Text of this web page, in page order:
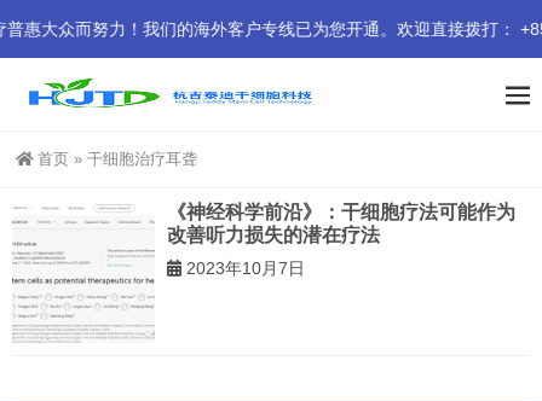
惠大众而努力！我们的海外客户专线已为您开通。欢迎直接拨打：
首页 » 干细胞治疗耳聋
《神经科学前沿》：干细胞疗法可能作为
改善听力损失的潜在疗法
2023年10月7日